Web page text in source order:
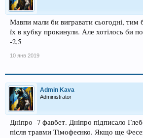
Мавпи мали би вигравати сьогодні, тим
їх в кубку прокинули. Але хотілось би
-2,5
10 янв 2019
Admin Kava
Administrator
Дніпро -7 фавбет. Дніпро підписало
після травми Тімофеєнко. Якщо ще